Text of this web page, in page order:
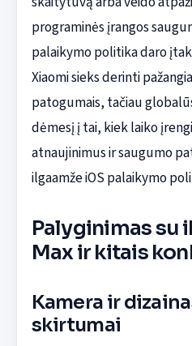
programinės įrangos
palaikymo politika daro
Xiaomi sieks derinti
patogumais, tačiau
dėmesį į tai, kiek laiko
atnaujinimus ir saugumo
ilgaamže iOS palaikymo
Palyginimas su
Max ir kitais
Kamera ir
skirtumai